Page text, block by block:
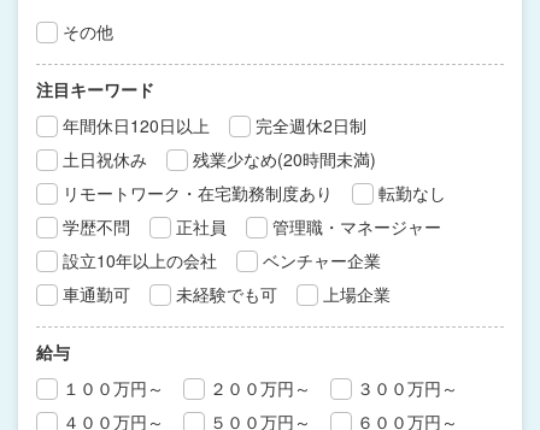
その他
注目キーワード
年間休日120日以上
完全週休2日制
土日祝休み
残業少なめ(20時間未満)
リモートワーク・在宅勤務制度あり
転勤なし
学歴不問
正社員
管理職・マネージャー
設立10年以上の会社
ベンチャー企業
車通勤可
未経験でも可 上場企業
給与
１００万円～
２００万円～
３００万円～
４００万円～
５００万円～
６００万円～